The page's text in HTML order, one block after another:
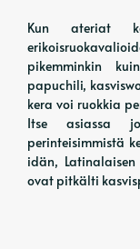
Kun ateriat
pikemminkin
papuchili,
kera voi ruokkia
Itse asiassa
perinteisimmistä
idän,
ovat pitkälti